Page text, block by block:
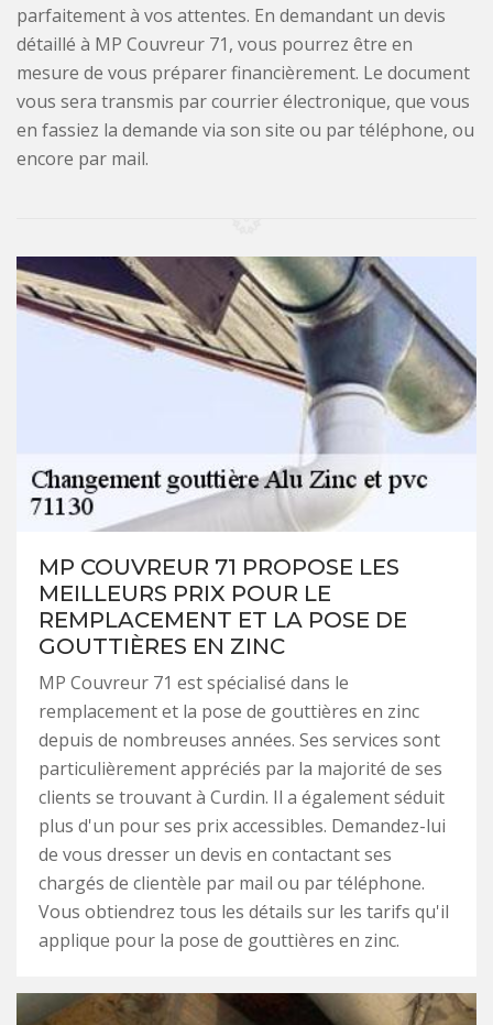
parfaitement à vos attentes. En demandant un devis
détaillé à MP Couvreur 71, vous pourrez être en
mesure de vous préparer financièrement. Le document
vous sera transmis par courrier électronique, que vous
en fassiez la demande via son site ou par téléphone, ou
encore par mail.
MP COUVREUR 71 PROPOSE LES
MEILLEURS PRIX POUR LE
REMPLACEMENT ET LA POSE DE
GOUTTIÈRES EN ZINC
MP Couvreur 71 est spécialisé dans le
remplacement et la pose de gouttières en zinc
depuis de nombreuses années. Ses services sont
particulièrement appréciés par la majorité de ses
clients se trouvant à Curdin. Il a également séduit
plus d'un pour ses prix accessibles. Demandez-lui
de vous dresser un devis en contactant ses
chargés de clientèle par mail ou par téléphone.
Vous obtiendrez tous les détails sur les tarifs qu'il
applique pour la pose de gouttières en zinc.